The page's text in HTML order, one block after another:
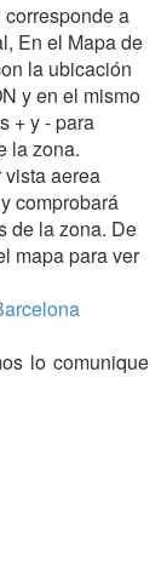
corresponde a
En el Mapa de
la ubicación
y en el mismo
+ y - para
la zona.
aerea
comprobará
de la zona. De
mapa para ver
lo comunique